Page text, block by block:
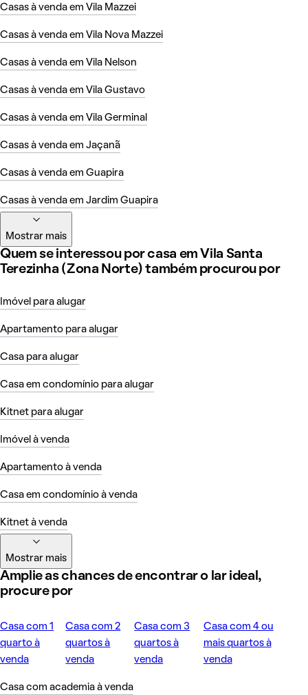
Casas à venda em Vila Mazzei
Casas à venda em Vila Nova Mazzei
Casas à venda em Vila Nelson
Casas à venda em Vila Gustavo
Casas à venda em Vila Germinal
Casas à venda em Jaçanã
Casas à venda em Guapira
Casas à venda em Jardim Guapira
Mostrar mais
Quem se interessou por casa em Vila Santa
Terezinha (Zona Norte) também procurou por
Imóvel para alugar
Apartamento para alugar
Casa para alugar
Casa em condomínio para alugar
Kitnet para alugar
Imóvel à venda
Apartamento à venda
Casa em condomínio à venda
Kitnet à venda
Mostrar mais
Amplie as chances de encontrar o lar ideal,
procure por
Casa com 1
quarto à
venda
Casa com 2
quartos à
venda
Casa com 3
quartos à
venda
Casa com 4 ou
mais quartos à
venda
Casa com academia à venda